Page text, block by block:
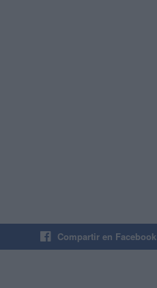
Compartir en Facebook